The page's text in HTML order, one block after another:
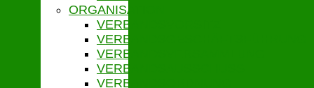
ORGANISATION
VERBANDSVORSITZ
VERBANDSGESCHÄFTSFÜHRUNG
VERBANDSVERSAMMLUNG
VERBANDSAUSSCHUSS
VERBANDSORDNUNG